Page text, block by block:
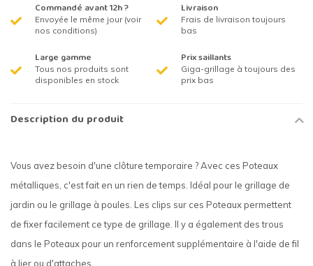
Commandé avant 12h ?
Envoyée le même jour (voir
nos conditions)
Livraison
Frais de livraison toujours
bas
Large gamme
Tous nos produits sont
disponibles en stock
Prix saillants
Giga-grillage à toujours des
prix bas
Description du produit
Vous avez besoin d'une clôture temporaire ? Avec ces Poteaux
métalliques, c'est fait en un rien de temps. Idéal pour le grillage de
jardin ou le grillage à poules. Les clips sur ces Poteaux permettent
de fixer facilement ce type de grillage. Il y a également des trous
dans le Poteaux pour un renforcement supplémentaire à l'aide de fil
à lier ou d'attaches.